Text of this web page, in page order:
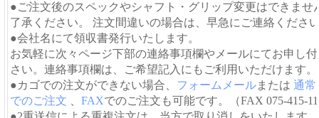
●ご注文後のスペックやシャフト・グリップ変更はできませ
了承ください。 注文間違いの場合は、早急にご連絡くださ
●会社名にて領収書発行いたします。
お気軽に次々ページ下部の連絡事項欄やメールにてお申し
さい。連絡事項欄は、ご希望記入にもご利用いただけます。
●カゴでの注文ができない場合、 フォームメールまたは 通常
でのご注文
FAXでのご注文も可能です。（FAX 075-415-